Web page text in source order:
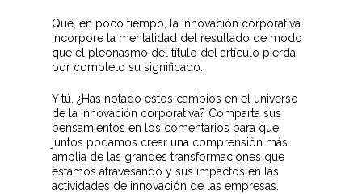
Que, en poco tiempo, la innovación corporativa
incorpore la mentalidad del resultado de modo
que el pleonasmo del título del artículo pierda
por completo su significado.
Y tú, ¿Has notado estos cambios en el universo
de la innovación corporativa? Comparta sus
pensamientos en los comentarios para que
juntos podamos crear una comprensión más
amplia de las grandes transformaciones que
estamos atravesando y sus impactos en las
actividades de innovación de las empresas.